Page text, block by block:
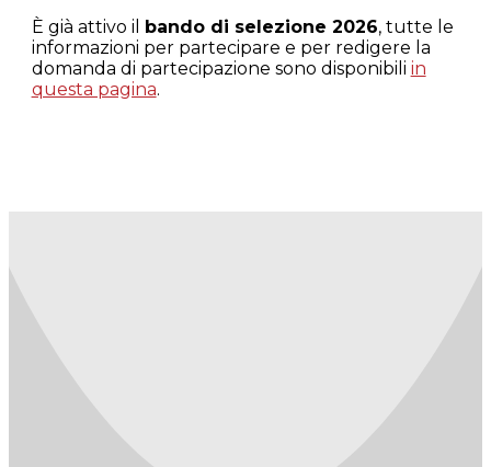
È già attivo il bando di selezione 2026, tutte le
informazioni per partecipare e per redigere la
domanda di partecipazione sono disponibili in
questa pagina.